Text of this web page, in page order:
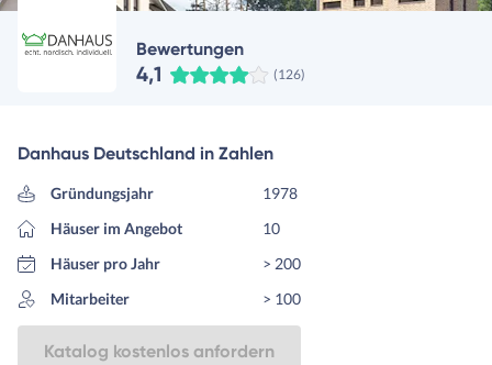
Bewertungen
4,1 (126)
Danhaus Deutschland in Zahlen
Gründungsjahr
1978
Häuser im Angebot
10
Häuser pro Jahr
> 200
Mitarbeiter
> 100
Katalog kostenlos anfordern